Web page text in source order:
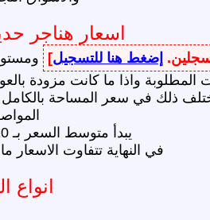
اسعار هناجر
إضغط هنا للتسجيل]
واذا ما كانت مزودة
ذلك في سعر المساحة بالكامل
يبدأ متوسط السعر بـ 120 ريال للمتر الواحد.
في النهاية تتفاوت الاسعار ما بين 60 ريال إلي
انواع